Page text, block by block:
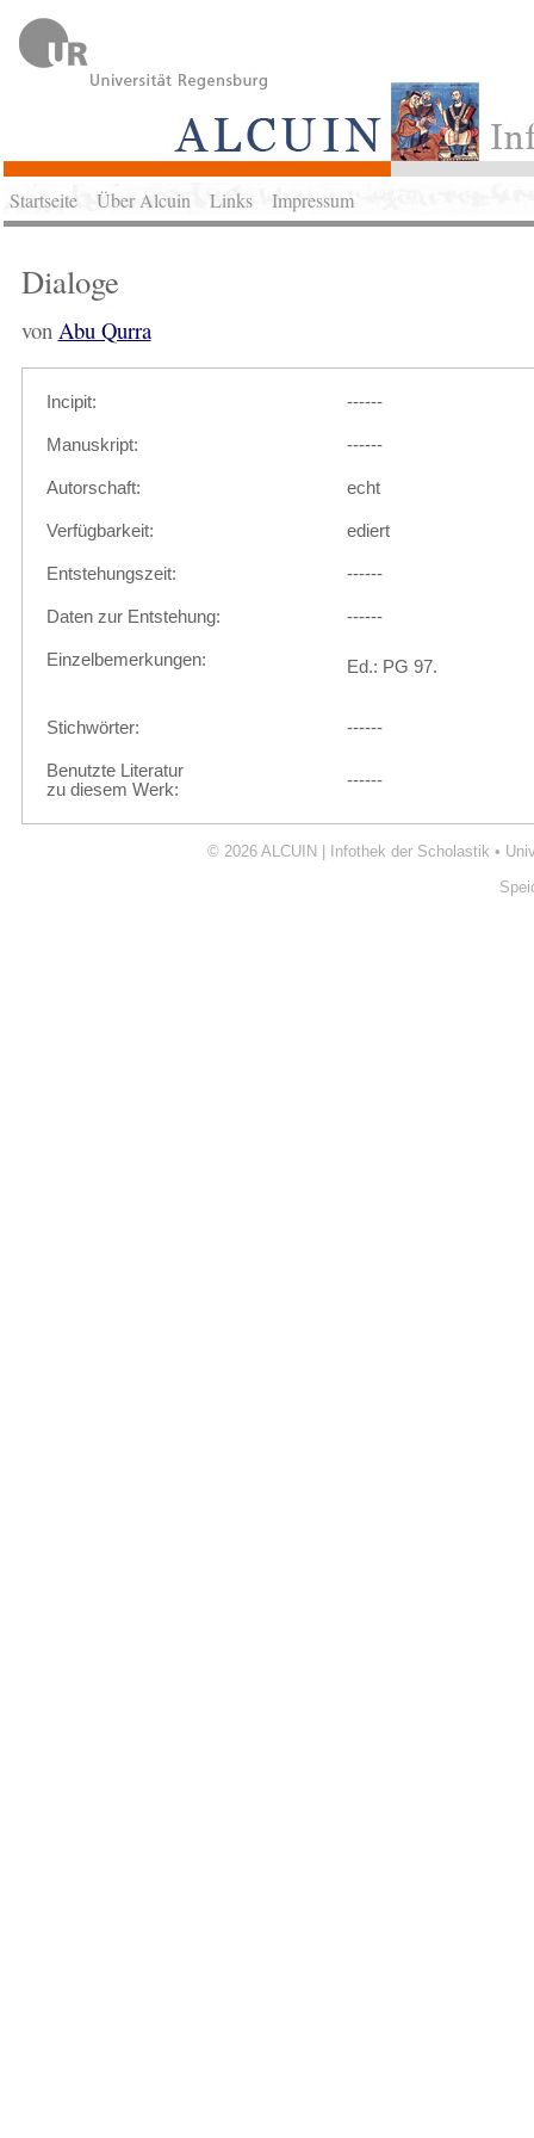
Startseite Über Alcuin Links Impressum
Dialoge
von Abu Qurra
Incipit: ------
Manuskript: ------
Autorschaft: echt
Verfügbarkeit: ediert
Entstehungszeit: ------
Daten zur Entstehung: ------
Einzelbemerkungen: Ed.: PG 97.
Stichwörter: ------
Benutzte Literatur
zu diesem Werk:
------
© 2026 ALCUIN | Infothek der Scholastik •